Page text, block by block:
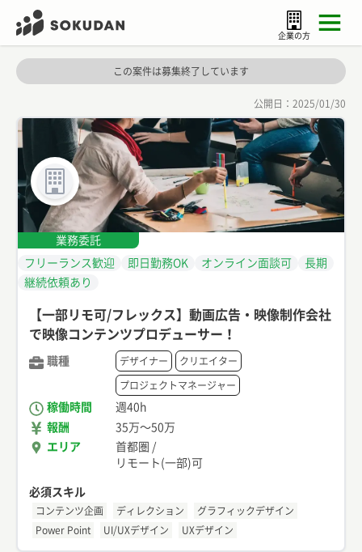
企業の方
この案件は募集終了しています
公開日： 2025/01/30
業務委託
フリーランス歓迎
即日勤務OK オンライン面談可
長期
継続依頼あり
【一部リモ可/フレックス】動画広告・映像制作会社
で映像コンテンツプロデューサー！
職種 デザイナー クリエイター
プロジェクトマネージャー
稼働時間
週40h
報酬
35万〜50万
エリア
首都圏 /
リモート(一部)可
必須スキル
コンテンツ企画 ディレクション
グラフィックデザイン
Power Point
UI/UXデザイン UXデザイン